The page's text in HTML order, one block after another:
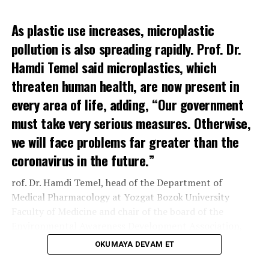
Ereğli’de gerçekleştirilen konferansın; bölgesel tarımsal
üretim kapasitesine, çevre farkındalığına ve
sürdürülebilir kalkınma çalışmalarına önemli katkılar
sunması hedefleniyor.
İLGILI KONULAR: ENTREPRENEUR
FEATURED VE TRENDS
TREND
TRENDS
BIR SONRAKI
Prof. Dr. Hamdi Temel: “Without Action, We Will Face a
Crisis Far Worse Than the Coronavirus Pandemic”
KAÇIRMAYIN
Niğde Hüdavend Hatun Mesleki ve Teknik Anadolu
As plastic use increases, microplastic
pollution is also spreading rapidly. Prof. Dr.
Hamdi Temel said microplastics, which
threaten human health, are now present in
every area of life, adding, “Our government
must take very serious measures. Otherwise,
we will face problems far greater than the
coronavirus in the future.”
rof. Dr. Hamdi Temel, head of the Department of
Medical Pharmacology at Yozgat Bozok University
has attracted attention with his studies examining
chemicals in PET bottles and research into whether
OKUMAYA DEVAM ET